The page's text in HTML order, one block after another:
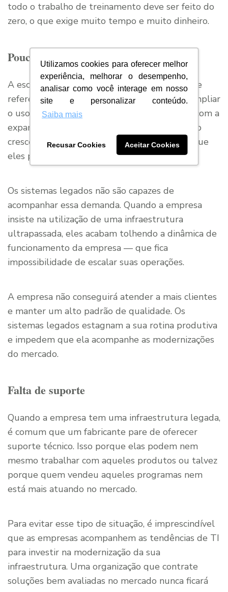
Utilizamos cookies para oferecer melhor
experiência, melhorar o desempenho,
analisar como você interage em nosso
site e personalizar conteúdo.
Saiba mais
Recusar Cookies Aceitar Cookies
todo o trabalho de treinamento deve ser feito do
zero, o que exige muito tempo e muito dinheiro.
Pouca escalabilidade
A escalabilidade, no contexto da tecnologia, se
refere à capacidade que a empresa tem de ampliar
o uso de determinada ferramenta de acordo com a
expansão das suas atividades. Se a organização
cresce, é preciso ampliar seus sistemas para que
eles promovam o suporte às operações.
Os sistemas legados não são capazes de
acompanhar essa demanda. Quando a empresa
insiste na utilização de uma infraestrutura
ultrapassada, eles acabam tolhendo a dinâmica de
funcionamento da empresa — que fica
impossibilidade de escalar suas operações.
A empresa não conseguirá atender a mais clientes
e manter um alto padrão de qualidade. Os
sistemas legados estagnam a sua rotina produtiva
e impedem que ela acompanhe as modernizações
do mercado.
Falta de suporte
Quando a empresa tem uma infraestrutura legada,
é comum que um fabricante pare de oferecer
suporte técnico. Isso porque elas podem nem
mesmo trabalhar com aqueles produtos ou talvez
porque quem vendeu aqueles programas nem
está mais atuando no mercado.
Para evitar esse tipo de situação, é imprescindível
que as empresas acompanhem as tendências de TI
para investir na modernização da sua
infraestrutura. Uma organização que contrate
soluções bem avaliadas no mercado nunca ficará